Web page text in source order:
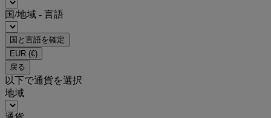
国/地域 - 言語
国と言語を確定
EUR (€)
戻る
以下で通貨を選択
地域